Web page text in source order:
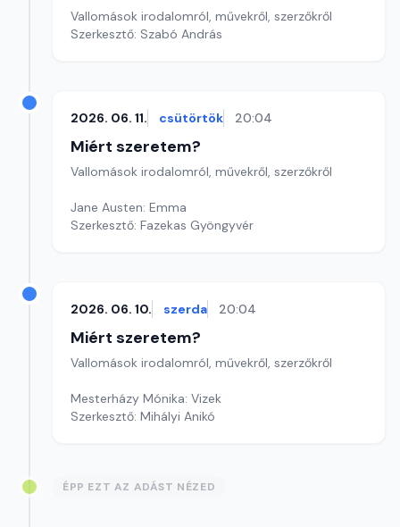
Vallomások irodalomról, művekről, szerzőkről
Szerkesztő: Szabó András
2026. 06. 11. csütörtök 20:04
Miért szeretem?
Vallomások irodalomról, művekről, szerzőkről
Jane Austen: Emma
Szerkesztő: Fazekas Gyöngyvér
2026. 06. 10. szerda 20:04
Miért szeretem?
Vallomások irodalomról, művekről, szerzőkről
Mesterházy Mónika: Vizek
Szerkesztő: Mihályi Anikó
ÉPP EZT AZ ADÁST NÉZED